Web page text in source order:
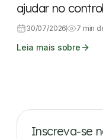
ajudar no
30/07/2026 7 min
Leia mais sobre
Inscreva-se